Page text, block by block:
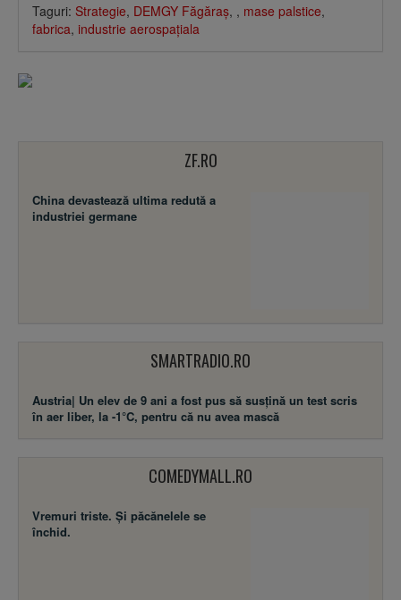
Taguri: Strategie, DEMGY Făgăraş, , mase palstice,
fabrica, industrie aerospaţiala
ZF.RO
China devastează ultima redută a
industriei germane
SMARTRADIO.RO
Austria| Un elev de 9 ani a fost pus să susţină un test scris
în aer liber, la -1°C, pentru că nu avea mască
COMEDYMALL.RO
Vremuri triste. Şi păcănelele se
închid.